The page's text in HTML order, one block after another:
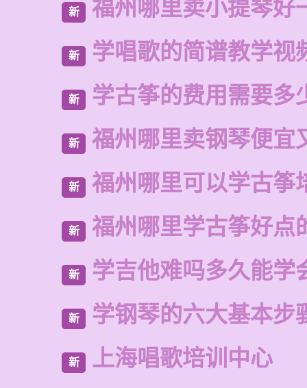
新 福州哪里卖小提琴好
新 学唱歌的简谱教学视
新 学古筝的费用需要多
新 福州哪里卖钢琴便宜
新 福州哪里可以学古筝
新 福州哪里学古筝好点
新 学吉他难吗多久能学
新 学钢琴的六大基本步
新 上海唱歌培训中心